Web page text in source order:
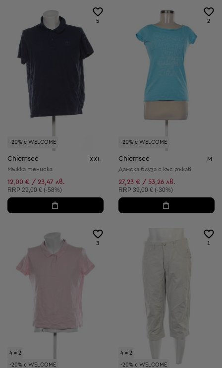
-20% с WELCOME
5
Chiemsee XXL
Мъжка тениска
12,00 € / 23,47 лв.
Препоръчителна цена:
RRP 29,00 € (-58%)
-20% с WELCOME
2
Chiemsee M
Дамска блуза с къс ръкав
27,23 € / 53,26 лв.
Препоръчителна цена:
RRP 39,00 € (-30%)
4 = 2
-20% с WELCOME
3
4 = 2
-20% с WELCOME
1